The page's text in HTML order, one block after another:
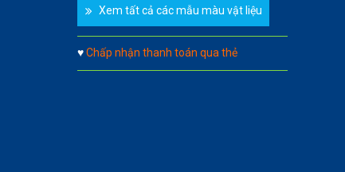
Xem tất cả các mẫu màu vật liệu
♥Chấp nhận thanh toán qua thẻ